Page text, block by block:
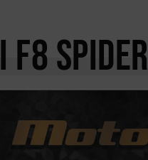
F8 SPIDER